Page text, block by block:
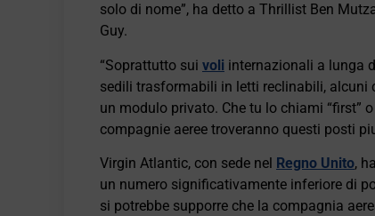
solo di nome”, ha detto a Thrillist Ben
Guy.
“Soprattutto sui voli internazionali a lunga
sedili trasformabili in letti reclinabili, alcuni
un modulo privato. Che tu lo chiami “first”
compagnie aeree troveranno questi posti
Virgin Atlantic, con sede nel Regno Unito,
un numero significativamente inferiore di
si potrebbe supporre che la compagnia